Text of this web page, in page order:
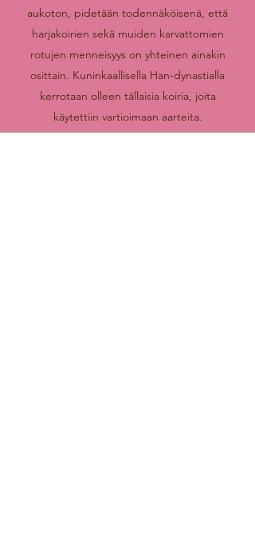
aukoton, pidetään todennäköisenä, että
harjakoirien sekä muiden karvattomien
rotujen menneisyys on yhteinen ainakin
osittain. Kuninkaallisella Han-dynastialla
kerrotaan olleen tällaisia koiria, joita
käytettiin vartioimaan aarteita.
Kiinanharjakoira jakaa mielipiteitä, toiset